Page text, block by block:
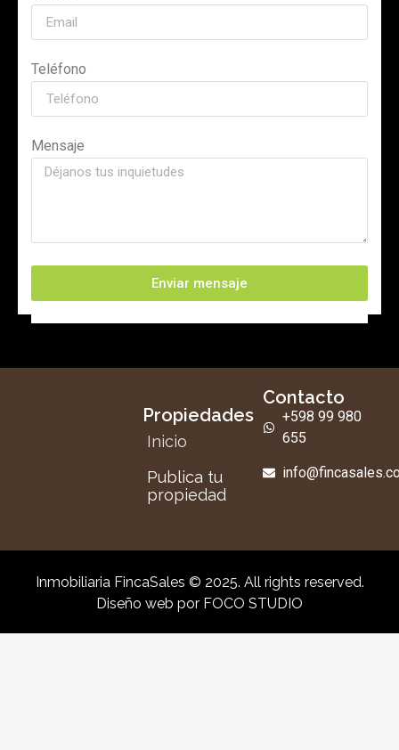
Teléfono
Mensaje
Enviar mensaje
Contacto
+598 99 980
655
Propiedades
Inicio
Publica tu
propiedad
Inmobiliaria FincaSales © 2025. All rights reserved.
Diseño web por FOCO STUDIO